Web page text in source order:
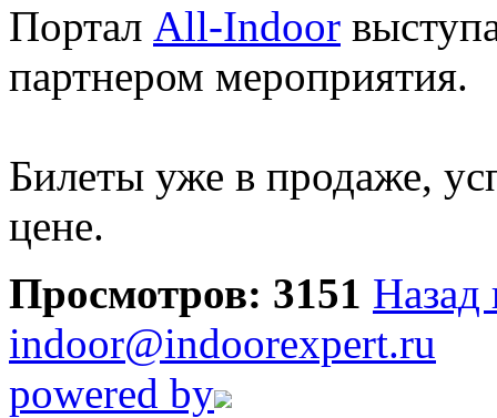
Портал All-Indoor
партнером мероприятия.
Билеты уже в продаже,
цене.
Просмотров: 3151 Назад
indoor@indoorexpert.ru
powered by